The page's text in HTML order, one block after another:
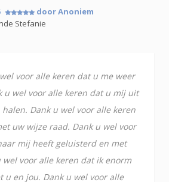
door Anoniem
Stefanie
voor alle keren dat u me weer
u wel voor alle keren dat u mij uit
Dank u wel voor alle keren
uw wijze raad. Dank u wel voor
mij heeft geluisterd en met
voor alle keren dat ik enorm
u en jou. Dank u wel voor alle